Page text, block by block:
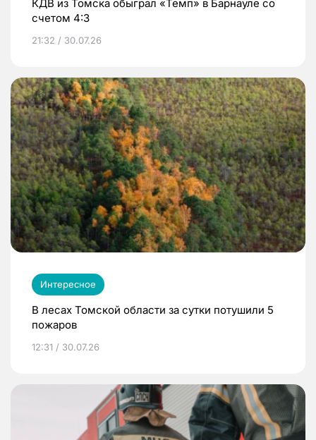
КДВ из Томска обыграл «Темп» в Барнауле со
счетом 4:3
21:32 / 30.07.26
Интересное
В лесах Томской области за сутки потушили 5
пожаров
12:31 / 30.07.26